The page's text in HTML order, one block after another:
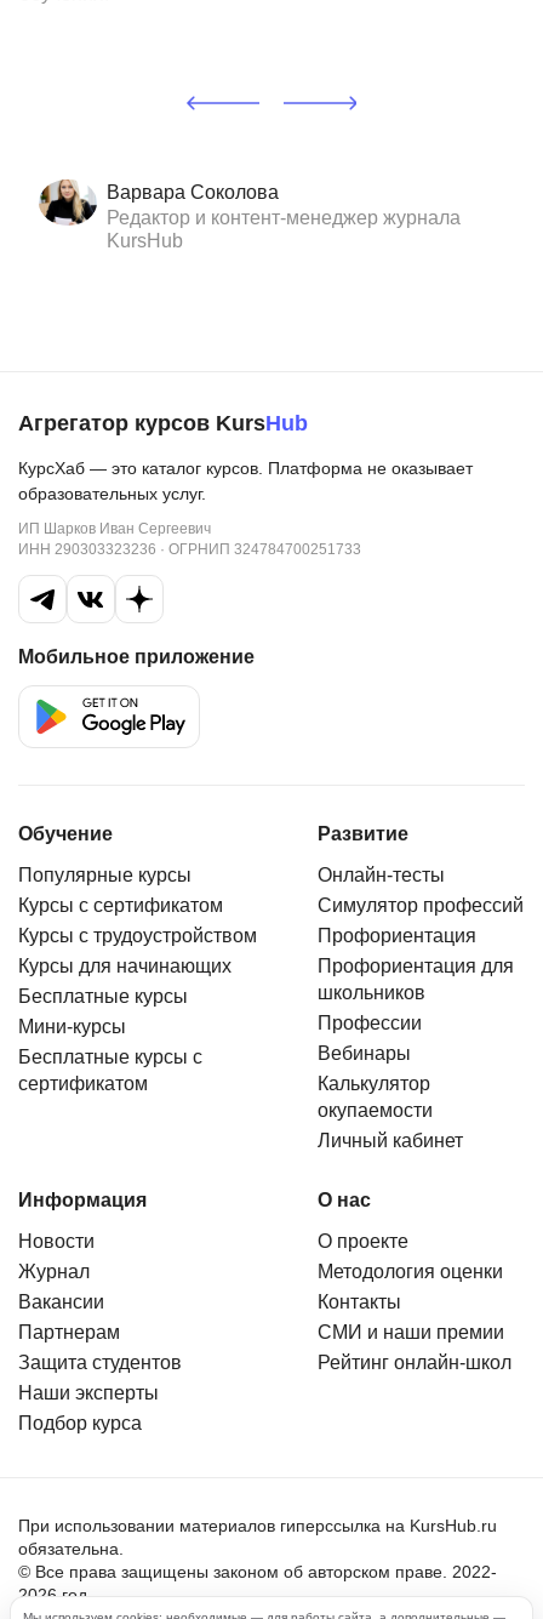
Варвара Соколова
Редактор и контент-менеджер журнала
KursHub
Агрегатор курсов KursHub
КурсХаб — это каталог курсов. Платформа не оказывает
образовательных услуг.
ИП Шарков Иван Сергеевич
ИНН 290303323236 · ОГРНИП 324784700251733
Мобильное приложение
Обучение
Популярные курсы
Курсы с сертификатом
Курсы с трудоустройством
Курсы для начинающих
Бесплатные курсы
Мини-курсы
Бесплатные курсы с
сертификатом
Развитие
Онлайн-тесты
Симулятор профессий
Профориентация
Профориентация для
школьников
Профессии
Вебинары
Калькулятор
окупаемости
Личный кабинет
Информация
Новости
Журнал
Вакансии
Партнерам
Защита студентов
Наши эксперты
Подбор курса
О нас
О проекте
Методология оценки
Контакты
СМИ и наши премии
Рейтинг онлайн-школ
При использовании материалов гиперссылка на KursHub.ru
обязательна.
© Все права защищены законом об авторском праве. 2022-
2026 год.